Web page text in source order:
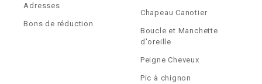
Adresses
Bons de réduction
Chapeau Canotier
Boucle et Manchette
d'oreille
Peigne Cheveux
Pic à chignon